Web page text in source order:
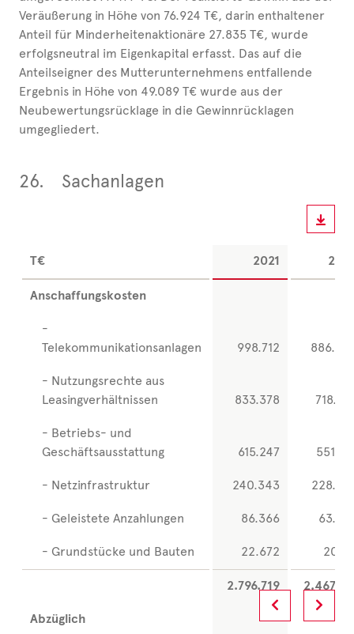
Veräußerung in Höhe von 76.924 T€, darin enthaltener
Anteil für Minderheitenaktionäre 27.835 T€, wurde
erfolgsneutral im Eigenkapital erfasst. Das auf die
Anteilseigner des Mutterunternehmens entfallende
Ergebnis in Höhe von 49.089 T€ wurde aus der
Neubewertungsrücklage in die Gewinnrücklagen
umgegliedert.
26. Sachanlagen
T€ 2021
Anschaffungskosten
-
Telekommunikationsanlagen
998.712
- Nutzungsrechte aus
Leasingverhältnissen
833.378
- Betriebs- und
Geschäftsausstattung
615.247
- Netzinfrastruktur 240.343
- Geleistete Anzahlungen 86.366
- Grundstücke und Bauten 22.672
2.796.719
Abzüglich